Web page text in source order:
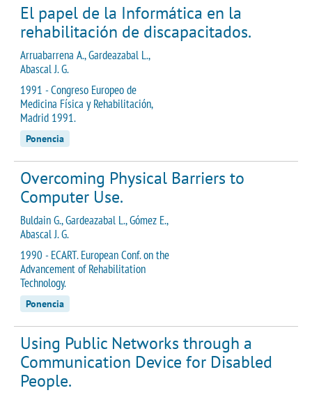
El papel de la Informática en la
rehabilitación de discapacitados.
Arruabarrena A., Gardeazabal L.,
Abascal J. G.
1991 - Congreso Europeo de
Medicina Física y Rehabilitación,
Madrid 1991.
Ponencia
Overcoming Physical Barriers to
Computer Use.
Buldain G., Gardeazabal L., Gómez E.,
Abascal J. G.
1990 - ECART. European Conf. on the
Advancement of Rehabilitation
Technology.
Ponencia
Using Public Networks through a
Communication Device for Disabled
People.